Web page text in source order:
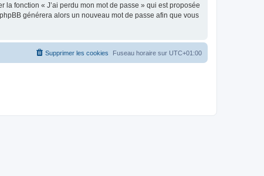
fonction « J’ai perdu mon mot de passe » qui est proposée
générera alors un nouveau mot de passe afin que vous
Fuseau horaire sur UTC+01:00
Supprimer les cookies